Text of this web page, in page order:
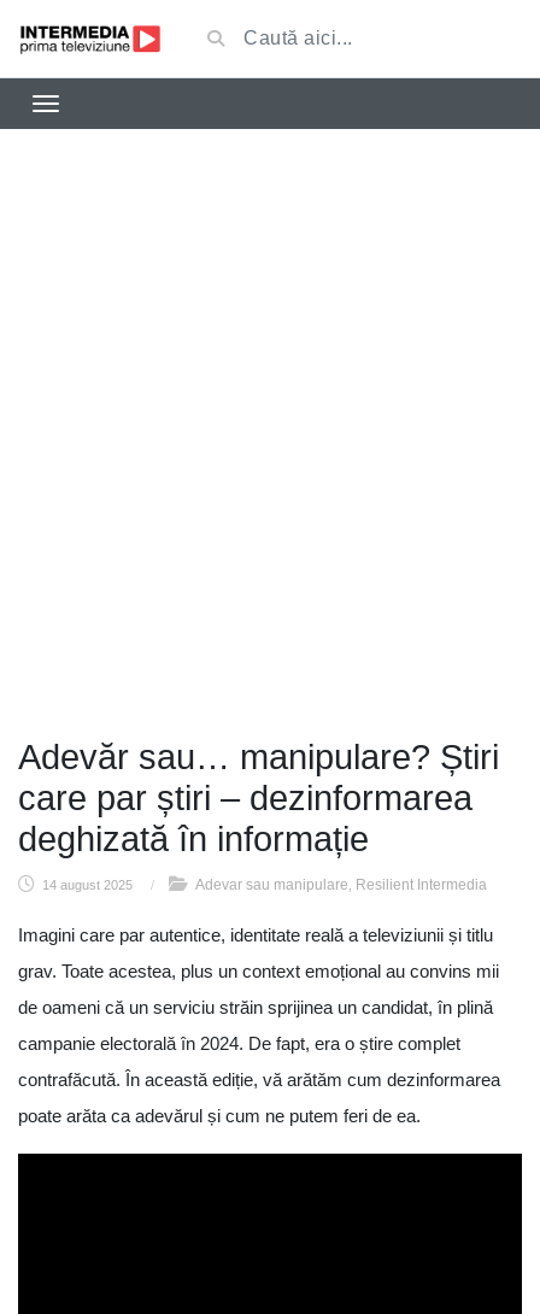
Adevăr sau… manipulare? Știri
care par știri – dezinformarea
deghizată în informație
14 august 2025 / Adevar sau manipulare Resilient Intermedia
Imagini care par autentice, identitate reală a televiziunii și titlu
grav. Toate acestea, plus un context emoțional au convins mii
de oameni că un serviciu străin sprijinea un candidat, în plină
campanie electorală în 2024. De fapt, era o știre complet
contrafăcută. În această ediție, vă arătăm cum dezinformarea
poate arăta ca adevărul și cum ne putem feri de ea.